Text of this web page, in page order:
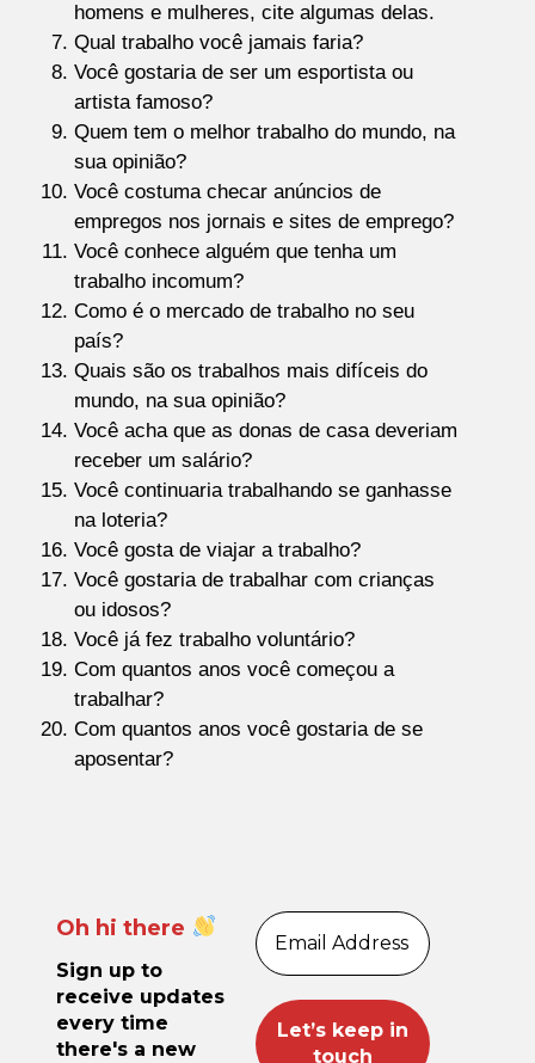
homens e mulheres, cite algumas delas.
Qual trabalho você jamais faria?
Você gostaria de ser um esportista ou
artista famoso?
Quem tem o melhor trabalho do mundo, na
sua opinião?
Você costuma checar anúncios de
empregos nos jornais e sites de emprego?
Você conhece alguém que tenha um
trabalho incomum?
Como é o mercado de trabalho no seu
país?
Quais são os trabalhos mais difíceis do
mundo, na sua opinião?
Você acha que as donas de casa deveriam
receber um salário?
Você continuaria trabalhando se ganhasse
na loteria?
Você gosta de viajar a trabalho?
Você gostaria de trabalhar com crianças
ou idosos?
Você já fez trabalho voluntário?
Com quantos anos você começou a
trabalhar?
Com quantos anos você gostaria de se
aposentar?
Oh hi there
Sign up to
receive updates
every time
there's a new